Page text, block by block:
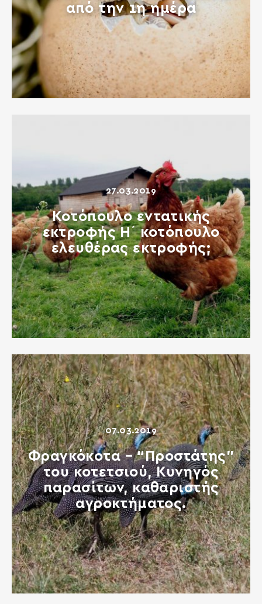
από την 1η ημέρα
27.03.2019
Κοτόπουλο εντατικής
εκτροφής Η΄ κοτόπουλο
ελευθέρας εκτροφής;
07.03.2019
Φραγκόκοτα – “Προστάτης”
του κοτετσιού, Κυνηγός
παρασίτων, καθαριστής
αγροκτήματος.